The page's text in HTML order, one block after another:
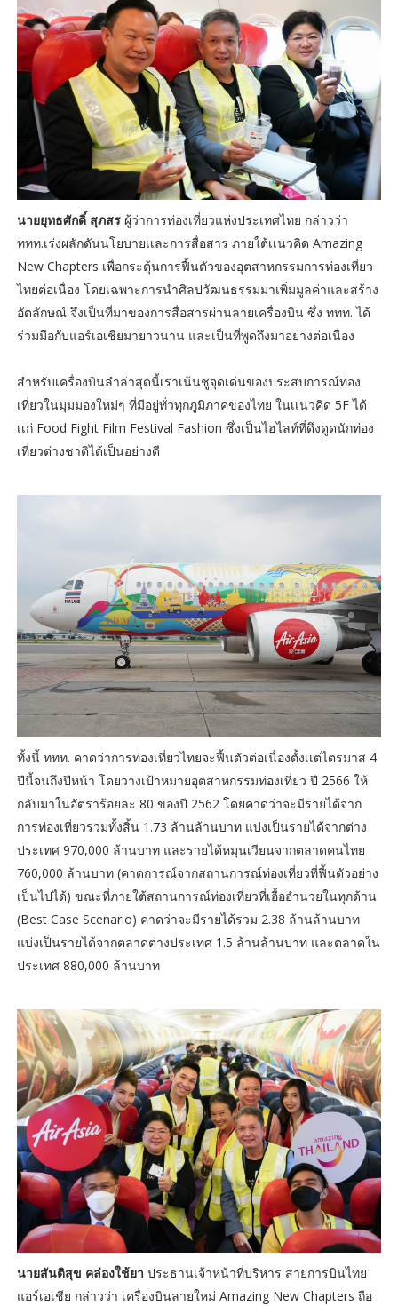
นายยุทธศักดิ์ สุภสรผู้ว่าการท่องเที่ยวแห่งประเทศไทย กล่าวว่า
ททท.เร่งผลักดันนโยบายเเละการสื่อสาร ภายใต้เเนวคิด Amazing
New Chapters เพื่อกระตุ้นการฟื้นตัวของอุตสาหกรรมการท่องเที่ยว
ไทยต่อเนื่อง โดยเฉพาะการนำศิลปวัฒนธรรมมาเพิ่มมูลค่าและสร้าง
อัตลักษณ์ จึงเป็นที่มาของการสื่อสารผ่านลายเครื่องบิน ซึ่ง ททท. ได้
ร่วมมือกับแอร์เอเชียมายาวนาน และเป็นที่พูดถึงมาอย่างต่อเนื่อง
สำหรับเครื่องบินลำล่าสุดนี้เราเน้นชูจุดเด่นของประสบการณ์ท่อง
เที่ยวในมุมมองใหม่ๆ ที่มีอยู่ทั่วทุกภูมิภาคของไทย ในเเนวคิด 5F ได้
เเก่ Food Fight Film Festival Fashion ซึ่งเป็นไฮไลท์ที่ดึงดูดนักท่อง
เที่ยวต่างชาติได้เป็นอย่างดี
ทั้งนี้ ททท. คาดว่าการท่องเที่ยวไทยจะฟื้นตัวต่อเนื่องตั้งเเต่ไตรมาส 4
ปีนี้จนถึงปีหน้า โดยวางเป้าหมายอุตสาหกรรมท่องเที่ยว ปี 2566 ให้
กลับมาในอัตราร้อยละ 80 ของปี 2562 โดยคาดว่าจะมีรายได้จาก
การท่องเที่ยวรวมทั้งสิ้น 1.73 ล้านล้านบาท แบ่งเป็นรายได้จากต่าง
ประเทศ 970,000 ล้านบาท และรายได้หมุนเวียนจากตลาดคนไทย
760,000 ล้านบาท (คาดการณ์จากสถานการณ์ท่องเที่ยวที่ฟื้นตัวอย่าง
เป็นไปได้) ขณะที่ภายใต้สถานการณ์ท่องเที่ยวที่เอื้ออำนวยในทุกด้าน
(Best Case Scenario) คาดว่าจะมีรายได้รวม 2.38 ล้านล้านบาท
แบ่งเป็นรายได้จากตลาดต่างประเทศ 1.5 ล้านล้านบาท และตลาดใน
ประเทศ 880,000 ล้านบาท
นายสันติสุข คล่องใช้ยา ประธานเจ้าหน้าที่บริหาร สายการบินไทย
แอร์เอเชีย กล่าวว่า เครื่องบินลายใหม่ Amazing New Chapters ถือ